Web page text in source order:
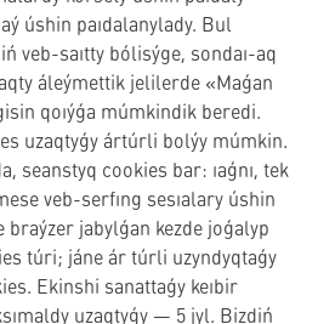
úshin paıdalanylady. Bul
veb-saıtty bólisýge, sondaı-aq
áleýmettik jelilerde «Maǵan
qoıýǵa múmkindik beredi.
uzaqtyǵy ártúrli bolýy múmkin.
seanstyq cookies bar: ıaǵnı, tek
veb-serfıng sesıalary úshin
braýzer jabylǵan kezde joǵalyp
túri; jáne ár túrli uzyndyqtaǵy
Ekinshi sanattaǵy keıbir
uzaqtyǵy — 5 jyl. Bizdiń